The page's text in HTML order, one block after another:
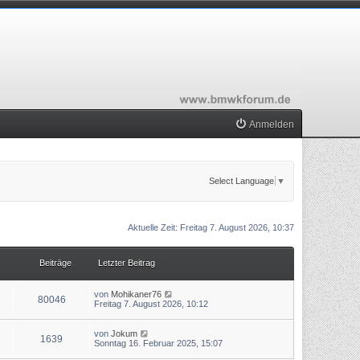
Anmelden
Select Language ▼
Aktuelle Zeit: Freitag 7. August 2026, 10:37
Beiträge Letzter Beitrag
80046 von Mohikaner76
e
e
t
Freitag 7. August 2026, 10:12
1639 von Jokum
e
Sonntag 16. Februar 2025, 15:07